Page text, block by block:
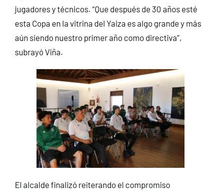
jugadores y técnicos. “Que después de 30 años esté
esta Copa en la vitrina del Yaiza es algo grande y más
aún siendo nuestro primer año como directiva”,
subrayó Viña.
El alcalde finalizó reiterando el compromiso